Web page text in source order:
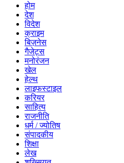
होम
देश
विदेश
क्राइम
बिज़नेस
गैजेट्स
मनोरंजन
खेल
हेल्थ
लाइफस्टाइल
करियर
साहित्य
राजनीति
धर्म / ज्योतिष
संपादकीय
शिक्षा
लेख